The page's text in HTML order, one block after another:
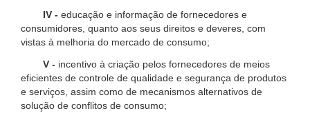
IV - educação e informação de fornecedores e
consumidores, quanto aos seus direitos e deveres, com
vistas à melhoria do mercado de consumo;
V - incentivo à criação pelos fornecedores de meios
eficientes de controle de qualidade e segurança de produtos
e serviços, assim como de mecanismos alternativos de
solução de conflitos de consumo;